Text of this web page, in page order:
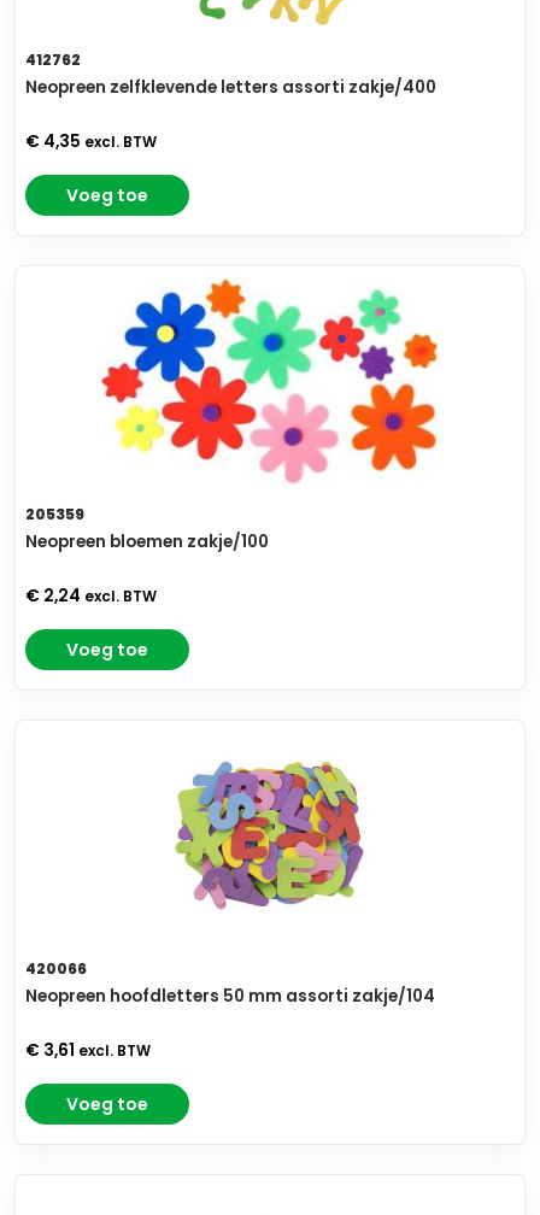
412762
Neopreen zelfklevende letters assorti zakje/400
€ 4,35 excl. BTW
Voeg toe
205359
Neopreen bloemen zakje/100
€ 2,24 excl. BTW
Voeg toe
420066
Neopreen hoofdletters 50 mm assorti zakje/104
€ 3,61 excl. BTW
Voeg toe